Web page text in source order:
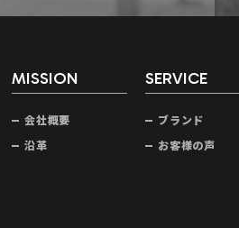
MISSION
会社概要
沿革
SERVICE
ブランド
お客様の声